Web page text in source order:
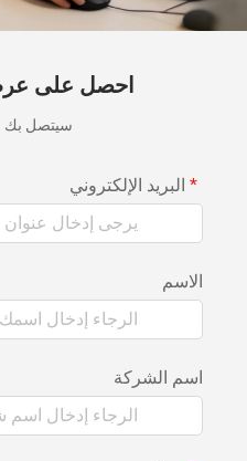
احصل على
سيتصل بك
البريد الإلكتروني
الاسم
اسم الشركة